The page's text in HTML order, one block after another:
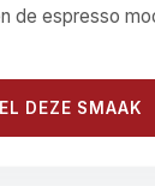
de espresso
DEZE SMAAK